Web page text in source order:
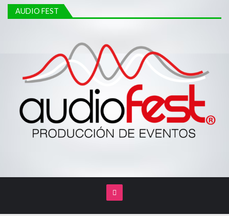
AUDIO FEST